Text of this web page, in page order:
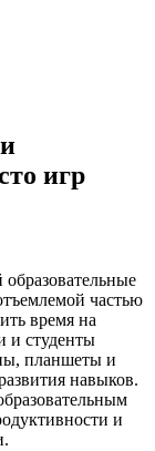
игр
частью
время на
и студенты
планшеты и
навыков.
и